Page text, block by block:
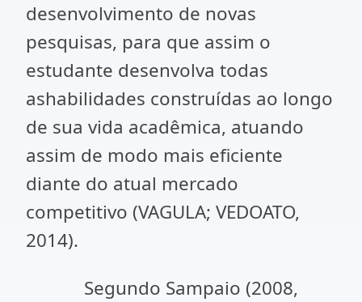
desenvolvimento de novas
pesquisas, para que assim o
estudante desenvolva todas
ashabilidades construídas ao longo
de sua vida acadêmica, atuando
assim de modo mais eficiente
diante do atual mercado
competitivo (VAGULA; VEDOATO,
2014).
Segundo Sampaio (2008,